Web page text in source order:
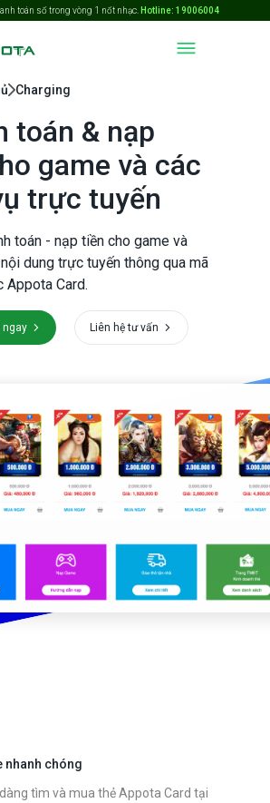
toán số trong vòng 1 nốt nhạc. Hotline: 19006004
Charging
toán & nạp
game và các
trực tuyến
toán - nạp tiền cho game và
dung trực tuyến thông qua mã
Appota Card.
ngay Liên hệ tư vấn
nhanh chóng
tìm và mua thẻ Appota Card tại